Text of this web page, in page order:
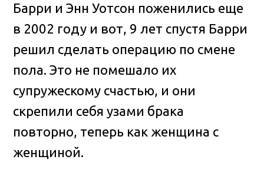
Барри и Энн Уотсон поженились еще
в 2002 году и вот, 9 лет спустя Барри
решил сделать операцию по смене
пола. Это не помешало их
супружескому счастью, и они
скрепили себя узами брака
повторно, теперь как женщина с
женщиной.